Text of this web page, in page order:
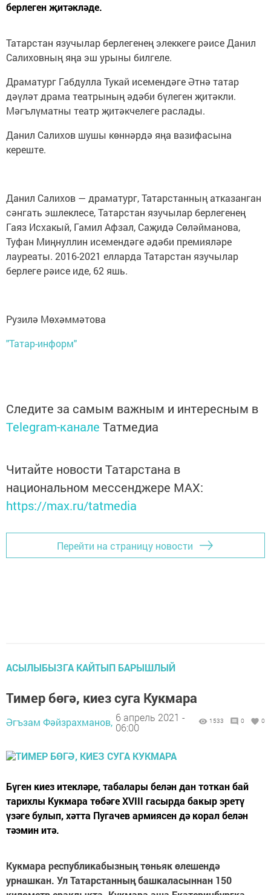
берлеген җитәкләде.
Татарстан язучылар берлегенең элеккеге рәисе Данил
Салиховның яңа эш урыны билгеле.
Драматург Габдулла Тукай исемендәге Әтнә татар
дәүләт драма театрының әдәби бүлеген җитәкли.
Мәгълүматны театр җитәкчелеге раслады.
Данил Салихов шушы көннәрдә яңа вазифасына
кереште.
Данил Салихов — драматург, Татарстанның атказанган
сәнгать эшлеклесе, Татарстан язучылар берлегенең
Гаяз Исхакый, Гамил Афзал, Саҗидә Сөләйманова,
Туфан Миңнуллин исемендәге әдәби премияләре
лауреаты. 2016-2021 елларда Татарстан язучылар
берлеге рәисе иде, 62 яшь.
Рузилә Мөхәммәтова
"Татар-информ"
Следите за самым важным и интересным в
Telegram-канале Татмедиа
Читайте новости Татарстана в
национальном мессенджере MАХ:
https://max.ru/tatmedia
Перейти на страницу новости
АСЫЛЫБЫЗГА КАЙТЫП БАРЫШЛЫЙ
Тимер бөгә, киез суга Кукмара
Әгъзам Фәйзрахманов, 6 апрель 2021 -
06:00
1533 0 0
Бүген киез итекләре, табалары белән дан тоткан бай
тарихлы Кукмара төбәге XVIII гасырда бакыр эретү
үзәге булып, хәтта Пугачев армиясен дә корал белән
тәэмин итә.
Кукмара республикабызның төньяк өлешендә
урнашкан. Ул Татарстанның башкаласыннан 150